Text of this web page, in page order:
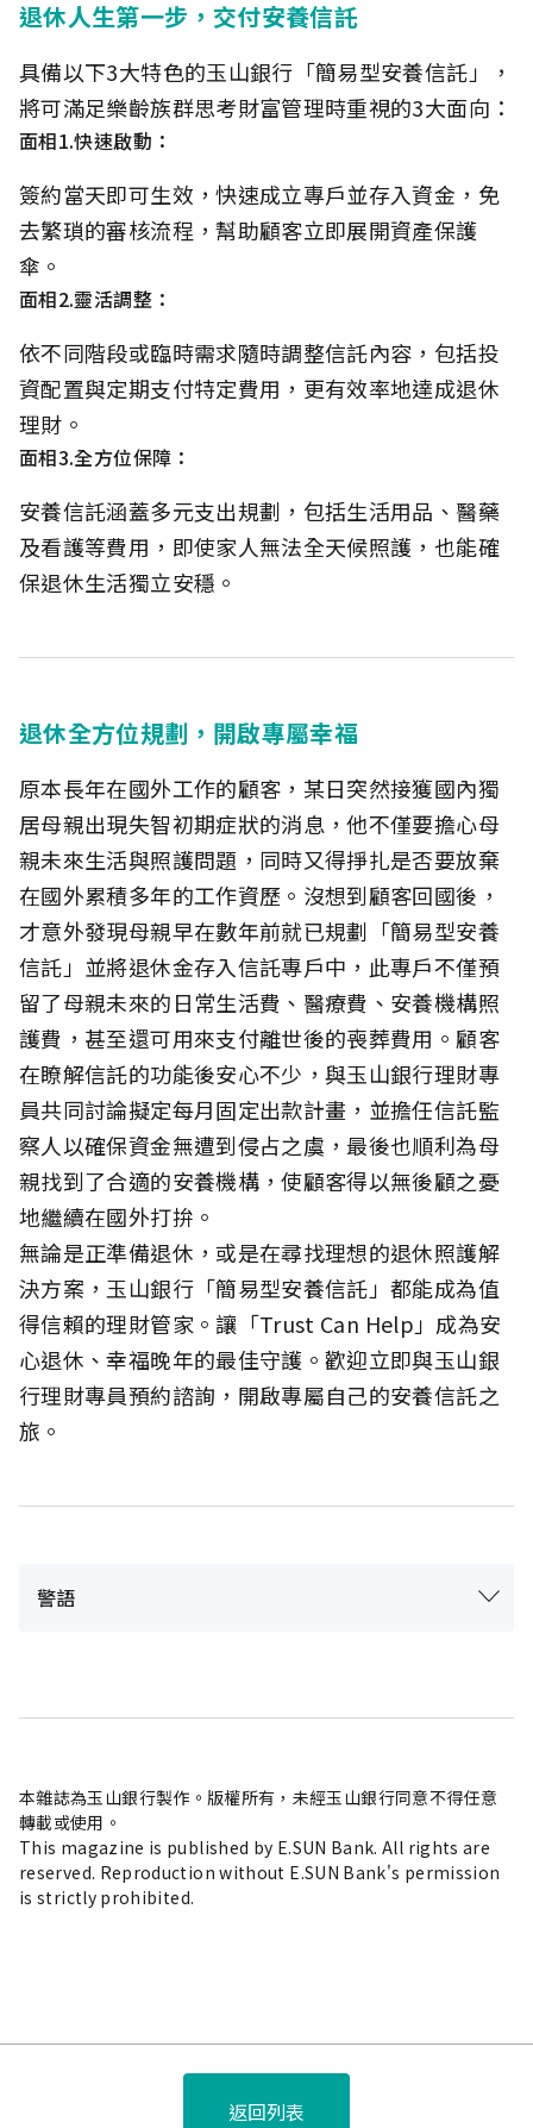
退休人生第一步，交付安養信託
具備以下3大特色的玉山銀行「簡易型安養信託」，
將可滿足樂齡族群思考財富管理時重視的3大面向：
面相1.快速啟動：
簽約當天即可生效，快速成立專戶並存入資金，免
去繁瑣的審核流程，幫助顧客立即展開資產保護
傘。
面相2.靈活調整：
依不同階段或臨時需求隨時調整信託內容，包括投
資配置與定期支付特定費用，更有效率地達成退休
理財。
面相3.全方位保障：
安養信託涵蓋多元支出規劃，包括生活用品、醫藥
及看護等費用，即使家人無法全天候照護，也能確
保退休生活獨立安穩。
退休全方位規劃，開啟專屬幸福
原本長年在國外工作的顧客，某日突然接獲國內獨
居母親出現失智初期症狀的消息，他不僅要擔心母
親未來生活與照護問題，同時又得掙扎是否要放棄
在國外累積多年的工作資歷。沒想到顧客回國後，
才意外發現母親早在數年前就已規劃「簡易型安養
信託」並將退休金存入信託專戶中，此專戶不僅預
留了母親未來的日常生活費、醫療費、安養機構照
護費，甚至還可用來支付離世後的喪葬費用。顧客
在瞭解信託的功能後安心不少，與玉山銀行理財專
員共同討論擬定每月固定出款計畫，並擔任信託監
察人以確保資金無遭到侵占之虞，最後也順利為母
親找到了合適的安養機構，使顧客得以無後顧之憂
地繼續在國外打拚。
無論是正準備退休，或是在尋找理想的退休照護解
決方案，玉山銀行「簡易型安養信託」都能成為值
得信賴的理財管家。讓「Trust Can Help」成為安
心退休、幸福晚年的最佳守護。歡迎立即與玉山銀
行理財專員預約諮詢，開啟專屬自己的安養信託之
旅。
警語
本雜誌為玉山銀行製作。版權所有，未經玉山銀行同意不得任意
轉載或使用。
This magazine is published by E.SUN Bank. All rights are
reserved. Reproduction without E.SUN Bank's permission
is strictly prohibited.
返回列表